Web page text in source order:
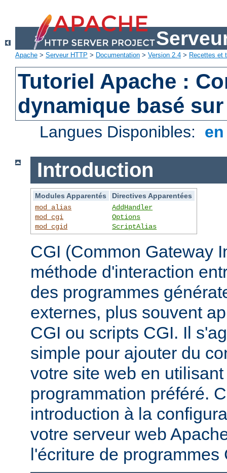
Apache > Serveur HTTP > Documentation > Version 2.4 > Recettes et
Tutoriel Apache :
dynamique basé sur
Langues Disponibles:
Introduction
Modules Apparentés
Directives Apparentées
mod_alias
mod_cgi
mod_cgid
AddHandler
Options
ScriptAlias
CGI (Common Gateway
méthode d'interaction
des programmes
externes, plus souvent
CGI ou scripts CGI. Il
simple pour ajouter du
votre site web en
programmation préféré.
introduction à la
votre serveur web
l'écriture de programmes